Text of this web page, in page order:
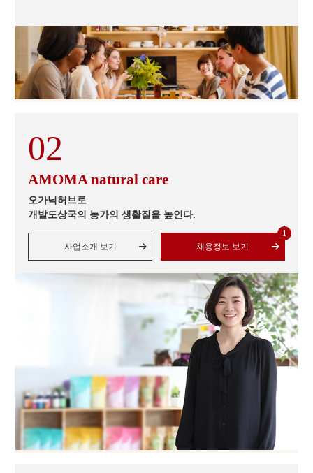
AMOMA natural care
오가닉허브로
개발도상국의 농가의 생활질을 높인다.
사업소개 보기 채용정보 보기
1